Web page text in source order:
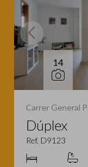
14
Carrer General
Dúplex
Ref. D9123